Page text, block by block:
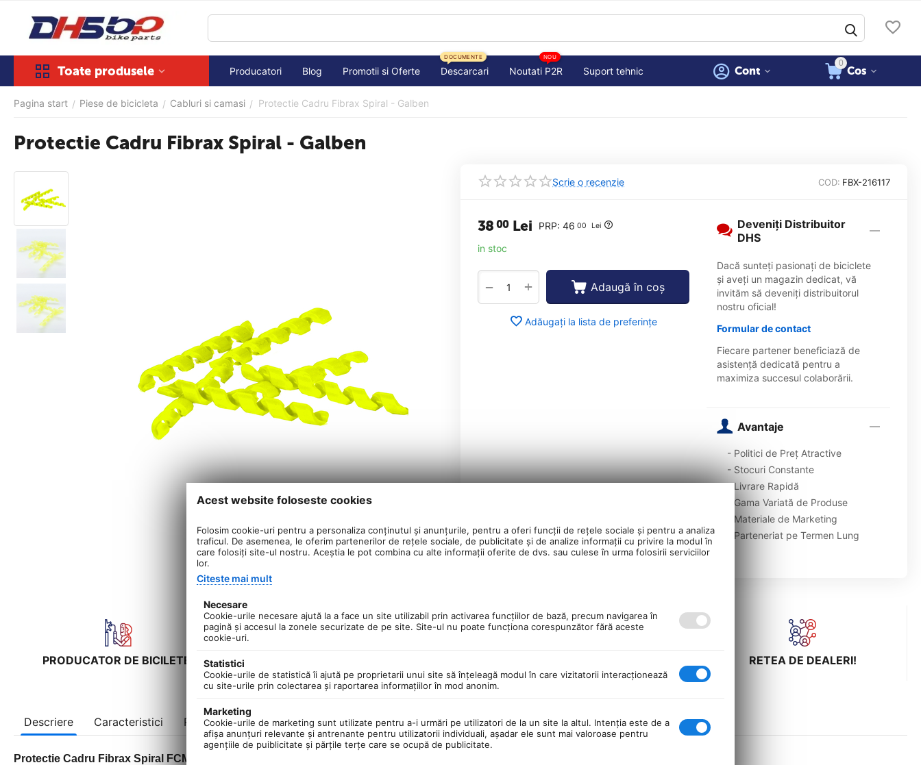
Toate produsele Producatori Blog Promotii si Oferte Descarcari
DOCUMENTE
Noutati P2R
NOU
Suport tehnic
0
Cos
Cont
Pagina start / Piese de bicicleta / Cabluri si camasi / Protectie Cadru Fibrax Spiral - Galben
Protectie Cadru Fibrax Spiral - Galben
Scrie o recenzie COD: FBX-216117
38 00 Lei PRP:46 00 Lei
in stoc
+
− Adaugă în coș
Adăugați la lista de preferințe
Deveniți Distribuitor
DHS
Dacă sunteți pasionați de biciclete
și aveți un magazin dedicat, vă
invităm să deveniți distribuitorul
nostru oficial!
Formular de contact
Fiecare partener beneficiază de
asistență dedicată pentru a
maximiza succesul colaborării.
Avantaje
- Politici de Preț Atractive
- Stocuri Constante
- Livrare Rapidă
- Gama Variată de Produse
- Materiale de Marketing
- Parteneriat pe Termen Lung
PRODUCATOR DE BICILETE!
DE BRANDURI!
LIVRARE!
RETEA DE DEALERI!
Descriere Caracteristici Recenzii
Protectie Cadru Fibrax Spiral FCM1005Y
Acest website foloseste cookies
Folosim cookie-uri pentru a personaliza conținutul și anunțurile, pentru a oferi funcții de rețele sociale și pentru a analiza
traficul. De asemenea, le oferim partenerilor de rețele sociale, de publicitate și de analize informații cu privire la modul în
care folosiți site-ul nostru. Aceștia le pot combina cu alte informații oferite de dvs. sau culese în urma folosirii serviciilor
lor.
Citeste mai mult
Necesare
Cookie-urile necesare ajută la a face un site utilizabil prin activarea funcţiilor de bază, precum navigarea în
pagină şi accesul la zonele securizate de pe site. Site-ul nu poate funcţiona corespunzător fără aceste
cookie-uri.
Statistici
Cookie-urile de statistică îi ajută pe proprietarii unui site să înţeleagă modul în care vizitatorii interacţionează
cu site-urile prin colectarea şi raportarea informaţiilor în mod anonim.
Marketing
Cookie-urile de marketing sunt utilizate pentru a-i urmări pe utilizatori de la un site la altul. Intenţia este de a
afişa anunţuri relevante şi antrenante pentru utilizatorii individuali, aşadar ele sunt mai valoroase pentru
agenţiile de puiblicitate şi părţile terţe care se ocupă de publicitate.